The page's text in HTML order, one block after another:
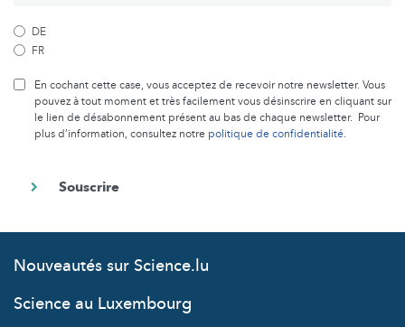
DE
FR
En cochant cette case, vous acceptez de recevoir notre newsletter. Vous
pouvez à tout moment et très facilement vous désinscrire en cliquant sur
le lien de désabonnement présent au bas de chaque newsletter. Pour
plus d’information, consultez notre politique de confidentialité.
Nouveautés sur Science.lu
Science au Luxembourg